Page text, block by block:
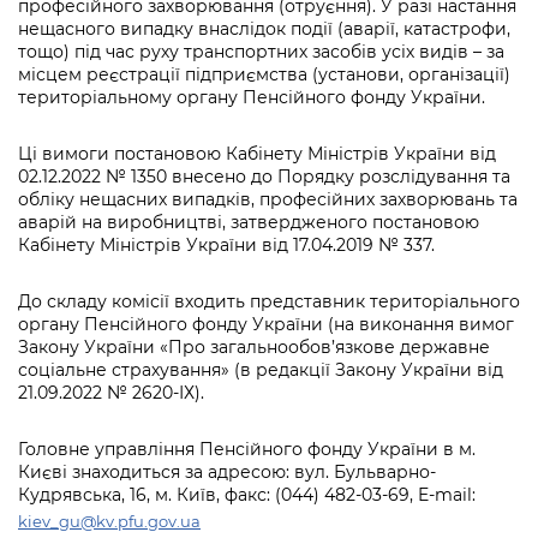
Рішення та розпорядження
Проєкти розпоряджень, що
перебувають на погодженні КМВА
Контактна інформація
Графік роботи та прийому громадян
Вакансії
Статистика
Звернення громадян
Регуляторна діяльність
Промисловість і наука Києва
Освіта та навчальні заклади
Дороги, транспорт та парковки
Містобудування та земельні ділянки
Культура, спорт, дозвілля
Фінанси та бюджет
Безпека та правопорядок
Іноземцям / For foreigners
Пам'ятки культурної спадщини
Громадська експертиза
Громадський бюджет
Громадська рада
Петиції
Контактний центр
Допомога учасникам АТО
осіб при Київській міській військовій
адміністрації
«Ініціатива «Партнерство «Відкритий
Інформація з обмеженим доступом
Подати запит онлайн
Проекти нормативно-правових та
інших актів
Нормативна база
інформацію
Порядок оскарження рішень, дій чи
бездіяльності розпорядників інформації
публічну інформацію
Інформація для споживачів
Медіагалерея
Підписатися на новини та анонси від
КМДА / Subscribe to announcements
Порядок акредитації медіа /
Accreditation process
Подати журналістський запит /
Зйомки в лікарнях в умовах воєнного
стану / Rules for media coverage of
hospitals at work under martial law
Контакти для медіа / Contacts for mass
media
Портал Послуг
професійного захворювання (отруєння). У разі настання
нещасного випадку внаслідок події (аварії, катастрофи,
тощо) під час руху транспортних засобів усіх видів – за
місцем реєстрації підприємства (установи, організації)
територіальному органу Пенсійного фонду України.
Ці вимоги постановою Кабінету Міністрів України від
02.12.2022 № 1350 внесено до Порядку розслідування та
обліку нещасних випадків, професійних захворювань та
аварій на виробництві, затвердженого постановою
Кабінету Міністрів України від 17.04.2019 № 337.
До складу комісії входить представник територіального
органу Пенсійного фонду України (на виконання вимог
Закону України «Про загальнообов’язкове державне
соціальне страхування» (в редакції Закону України від
21.09.2022 № 2620-ІХ).
Головне управління Пенсійного фонду України в м.
Києві знаходиться за адресою: вул. Бульварно-
Кудрявська, 16, м. Київ, факс: (044) 482-03-69, E-mail:
kiev_gu@kv.pfu.gov.ua